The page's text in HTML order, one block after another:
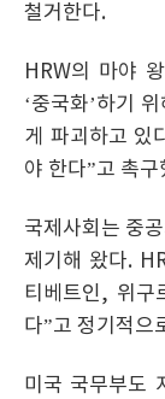
철거한다.
HRW의 마야
‘중국화’하기
게 파괴하고 있
야 한다”고 촉구
국제사회는 중
제기해 왔다.
티베트인, 위구
다”고 정기적으
미국 국무부도